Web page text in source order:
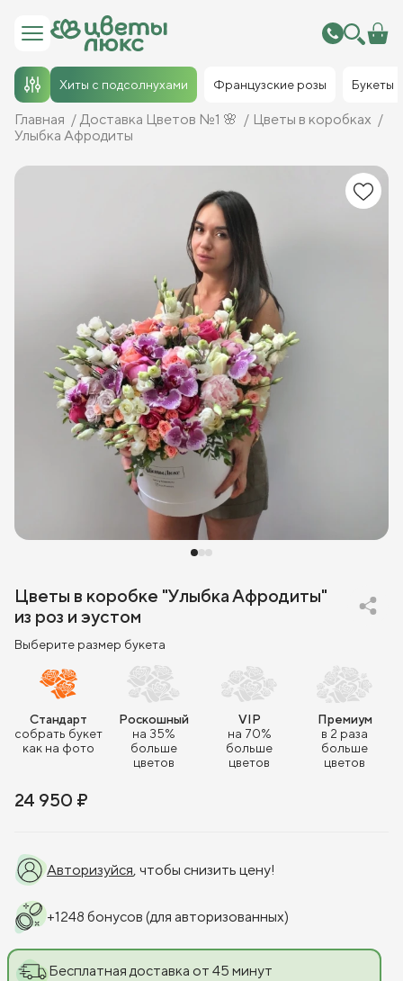
Хиты с подсолнухами Французские розы Букеты
Главная Доставка Цветов №1 🌸
Цветы в коробках
Улыбка Афродиты
Цветы в коробке "Улыбка Афродиты"
из роз и эустом
Выберите размер букета
Стандарт
собрать букет
как на фото
Роскошный
на 35%
больше
цветов
VIP
на 70%
больше
цветов
Премиум
в 2 раза
больше
цветов
24 950 ₽
Авторизуйся, чтобы снизить цену!
+1248 бонусов (для авторизованных)
Бесплатная доставка от 45 минут